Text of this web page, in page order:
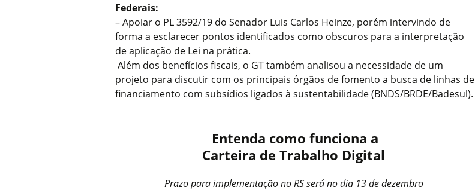
Federais:
– Apoiar o PL 3592/19 do Senador Luis Carlos Heinze, porém intervindo de
forma a esclarecer pontos identificados como obscuros para a interpretação
de aplicação de Lei na prática.
Além dos benefícios fiscais, o GT também analisou a necessidade de um
projeto para discutir com os principais órgãos de fomento a busca de linhas de
financiamento com subsídios ligados à sustentabilidade (BNDS/BRDE/Badesul).
Entenda como funciona a
Carteira de Trabalho Digital
Prazo para implementação no RS será no dia 13 de dezembro